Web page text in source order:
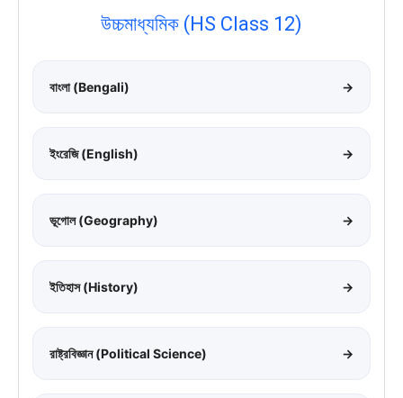
উচ্চমাধ্যমিক (HS Class 12)
বাংলা (Bengali) →
ইংরেজি (English) →
ভূগোল (Geography) →
ইতিহাস (History) →
রাষ্ট্রবিজ্ঞান (Political Science) →